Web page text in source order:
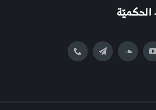
الحكميّة